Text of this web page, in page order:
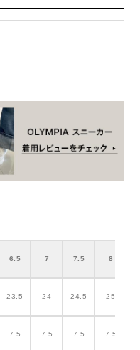
6.5 7 7.5 8
23.5 24 24.5 25
7.5 7.5 7.5 7.5